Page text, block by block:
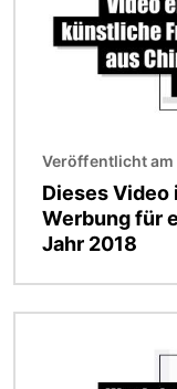
Veröffentlicht am
Dieses
Werbung für
Jahr 2018